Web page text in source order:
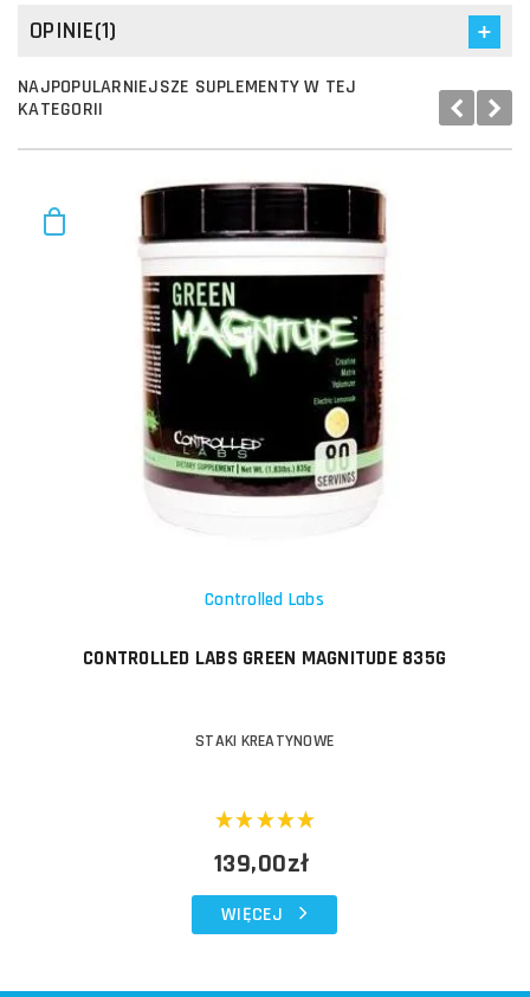
OPINIE(1)
NAJPOPULARNIEJSZE SUPLEMENTY W TEJ
KATEGORII
Controlled Labs
CONTROLLED LABS GREEN MAGNITUDE 835G
STAKI KREATYNOWE
139,00zł
WIĘCEJ